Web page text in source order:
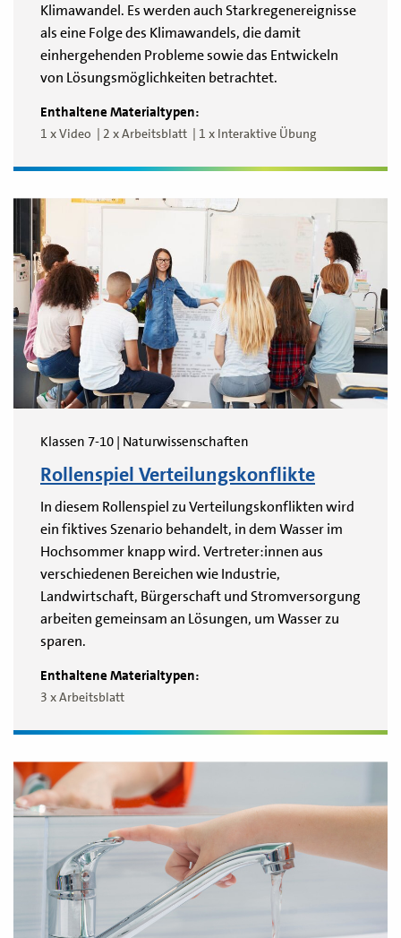
Klimawandel. Es werden auch Starkregenereignisse
als eine Folge des Klimawandels, die damit
einhergehenden Probleme sowie das Entwickeln
von Lösungsmöglichkeiten betrachtet.
Enthaltene Materialtypen:
1 x Video 2 x Arbeitsblatt 1 x Interaktive Übung
Klassen 7-10 | Naturwissenschaften
Rollenspiel Verteilungskonflikte
In diesem Rollenspiel zu Verteilungskonflikten wird
ein fiktives Szenario behandelt, in dem Wasser im
Hochsommer knapp wird. Vertreter:innen aus
verschiedenen Bereichen wie Industrie,
Landwirtschaft, Bürgerschaft und Stromversorgung
arbeiten gemeinsam an Lösungen, um Wasser zu
sparen.
Enthaltene Materialtypen:
3 x Arbeitsblatt